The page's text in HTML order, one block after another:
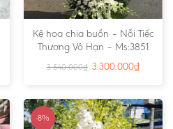
Kệ hoa chia buồn – Nỗi Tiếc
Thương Vô Hạn – Ms:3851
3.540.000₫ 3.300.000₫
-8%